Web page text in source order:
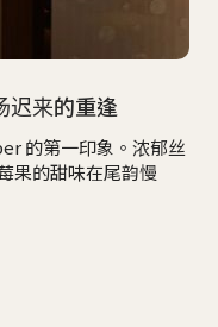
迟来的重逢
的第一印象。浓郁丝
果的甜味在尾韵慢